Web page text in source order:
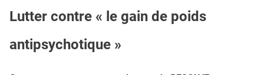
Lutter contre « le gain de poids
antipsychotique »